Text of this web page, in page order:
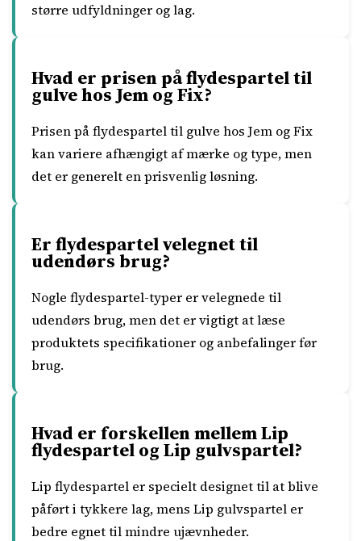
større udfyldninger og lag.
Hvad er prisen på flydespartel til
gulve hos Jem og Fix?
Prisen på flydespartel til gulve hos Jem og Fix
kan variere afhængigt af mærke og type, men
det er generelt en prisvenlig løsning.
Er flydespartel velegnet til
udendørs brug?
Nogle flydespartel-typer er velegnede til
udendørs brug, men det er vigtigt at læse
produktets specifikationer og anbefalinger før
brug.
Hvad er forskellen mellem Lip
flydespartel og Lip gulvspartel?
Lip flydespartel er specielt designet til at blive
påført i tykkere lag, mens Lip gulvspartel er
bedre egnet til mindre ujævnheder.